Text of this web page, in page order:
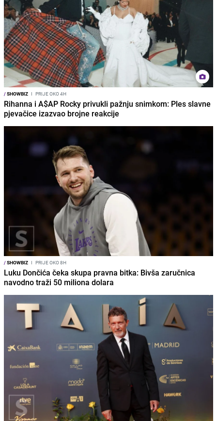
/SHOWBIZ I PRIJE OKO 4H
Rihanna i A$AP Rocky privukli pažnju snimkom: Ples slavne
pjevačice izazvao brojne reakcije
/SHOWBIZ I PRIJE OKO 8H
Luku Dončića čeka skupa pravna bitka: Bivša zaručnica
navodno traži 50 miliona dolara